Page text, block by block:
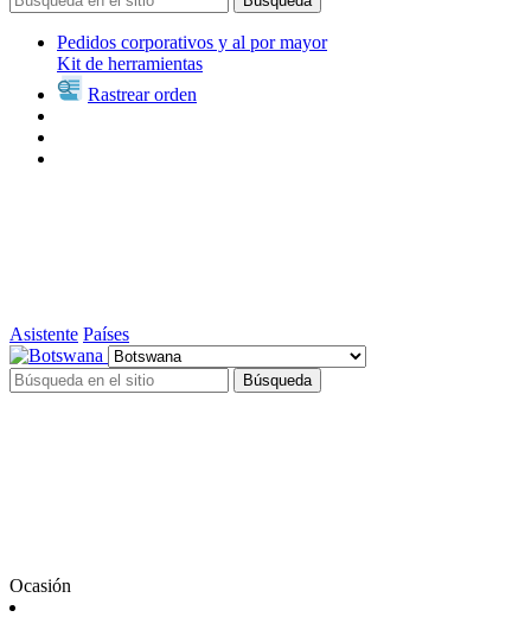
Pedidos corporativos y al por mayor
Kit de herramientas
Rastrear orden
Asistente Países
Búsqueda
Ocasión